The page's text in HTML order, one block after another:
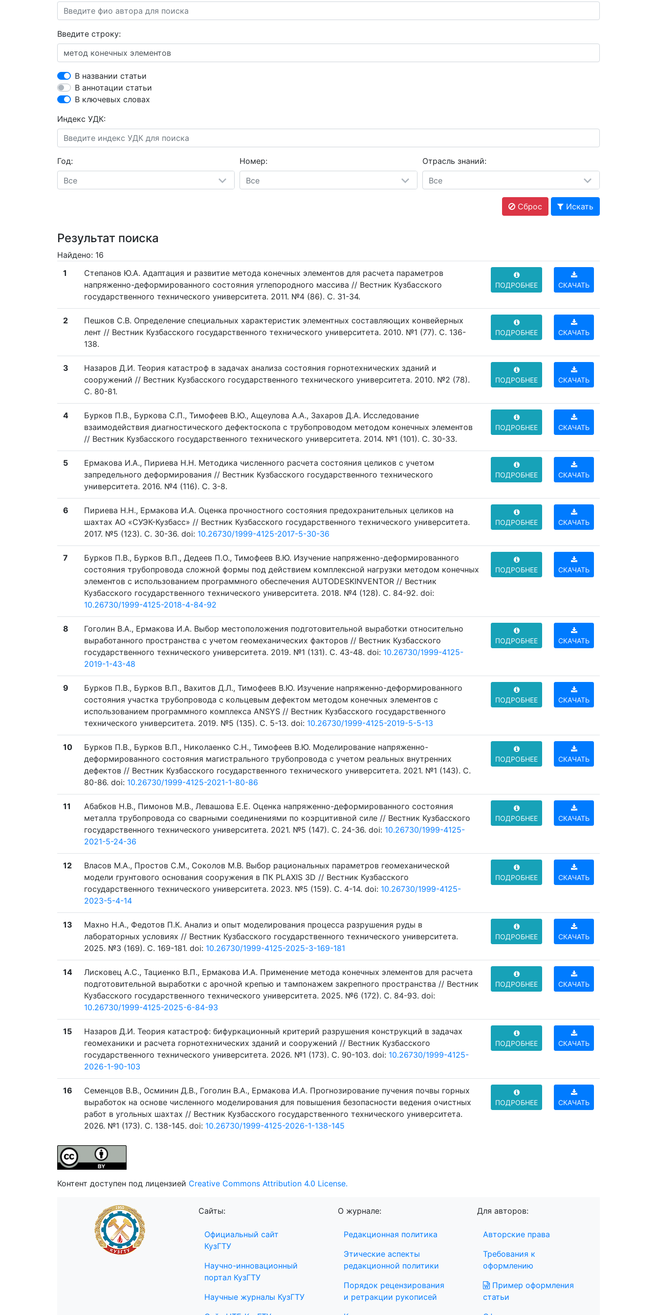
Введите строку:
В названии статьи
В аннотации статьи
В ключевых словах
Индекс УДК:
Год:
Все
Номер:
Все
Отрасль знаний:
Все
Сброс Искать
Результат поиска
Найдено: 16
1
Степанов Ю.А. Адаптация и развитие метода конечных элементов для расчета параметров
напряженно-деформированного состояния углепородного массива // Вестник Кузбасского
государственного технического университета. 2011. №4 (86). C. 31-34.
ПОДРОБНЕЕ СКАЧАТЬ
2
Пешков С.В. Определение специальных характеристик элементных составляющих конвейерных
лент // Вестник Кузбасского государственного технического университета. 2010. №1 (77). C. 136-
138.
ПОДРОБНЕЕ СКАЧАТЬ
3
Назаров Д.И. Теория катастроф в задачах анализа состояния горнотехнических зданий и
сооружений // Вестник Кузбасского государственного технического университета. 2010. №2 (78).
C. 80-81.
ПОДРОБНЕЕ СКАЧАТЬ
4
Бурков П.В., Буркова С.П., Тимофеев В.Ю., Ащеулова А.А., Захаров Д.А. Исследование
взаимодействия диагностического дефектоскопа с трубопроводом методом конечных элементов
// Вестник Кузбасского государственного технического университета. 2014. №1 (101). C. 30-33.
ПОДРОБНЕЕ СКАЧАТЬ
5
Ермакова И.А., Пириева Н.Н. Методика численного расчета состояния целиков с учетом
запредельного деформирования // Вестник Кузбасского государственного технического
университета. 2016. №4 (116). C. 3-8.
ПОДРОБНЕЕ СКАЧАТЬ
6
Пириева Н.Н., Ермакова И.А. Оценка прочностного состояния предохранительных целиков на
шахтах АО «СУЭК-Кузбасс» // Вестник Кузбасского государственного технического университета.
2017. №5 (123). C. 30-36. doi: 10.26730/1999-4125-2017-5-30-36
ПОДРОБНЕЕ СКАЧАТЬ
7
Бурков П.В., Бурков В.П., Дедеев П.О., Тимофеев В.Ю. Изучение напряженно-деформированного
состояния трубопровода сложной формы под действием комплексной нагрузки методом конечных
элементов с использованием программного обеспечения AUTODESKINVENTOR // Вестник
Кузбасского государственного технического университета. 2018. №4 (128). C. 84-92. doi:
10.26730/1999-4125-2018-4-84-92
ПОДРОБНЕЕ СКАЧАТЬ
8
Гоголин В.А., Ермакова И.А. Выбор местоположения подготовительной выработки относительно
выработанного пространства с учетом геомеханических факторов // Вестник Кузбасского
государственного технического университета. 2019. №1 (131). C. 43-48. doi: 10.26730/1999-4125-
2019-1-43-48
ПОДРОБНЕЕ СКАЧАТЬ
9
Бурков П.В., Бурков В.П., Вахитов Д.Л., Тимофеев В.Ю. Изучение напряженно-деформированного
состояния участка трубопровода с кольцевым дефектом методом конечных элементов с
использованием программного комплекса ANSYS // Вестник Кузбасского государственного
технического университета. 2019. №5 (135). C. 5-13. doi: 10.26730/1999-4125-2019-5-5-13
ПОДРОБНЕЕ СКАЧАТЬ
10
Бурков П.В., Бурков В.П., Николаенко С.Н., Тимофеев В.Ю. Моделирование напряженно-
деформированного состояния магистрального трубопровода с учетом реальных внутренних
дефектов // Вестник Кузбасского государственного технического университета. 2021. №1 (143). C.
80-86. doi: 10.26730/1999-4125-2021-1-80-86
ПОДРОБНЕЕ СКАЧАТЬ
11
Абабков Н.В., Пимонов М.В., Левашова Е.Е. Оценка напряженно-деформированного состояния
металла трубопровода со сварными соединениями по коэрцитивной силе // Вестник Кузбасского
государственного технического университета. 2021. №5 (147). C. 24-36. doi: 10.26730/1999-4125-
2021-5-24-36
ПОДРОБНЕЕ СКАЧАТЬ
12
Власов М.А., Простов С.М., Соколов М.В. Выбор рациональных параметров геомеханической
модели грунтового основания сооружения в ПК PLAXIS 3D // Вестник Кузбасского
государственного технического университета. 2023. №5 (159). C. 4-14. doi: 10.26730/1999-4125-
2023-5-4-14
ПОДРОБНЕЕ СКАЧАТЬ
13
Махно Н.А., Федотов П.К. Анализ и опыт моделирования процесса разрушения руды в
лабораторных условиях // Вестник Кузбасского государственного технического университета.
2025. №3 (169). C. 169-181. doi: 10.26730/1999-4125-2025-3-169-181
ПОДРОБНЕЕ СКАЧАТЬ
14
Лисковец А.С., Тациенко В.П., Ермакова И.А. Применение метода конечных элементов для расчета
подготовительной выработки с арочной крепью и тампонажем закрепного пространства // Вестник
Кузбасского государственного технического университета. 2025. №6 (172). C. 84-93. doi:
10.26730/1999-4125-2025-6-84-93
ПОДРОБНЕЕ СКАЧАТЬ
15
Назаров Д.И. Теория катастроф: бифуркационный критерий разрушения конструкций в задачах
геомеханики и расчета горнотехнических зданий и сооружений // Вестник Кузбасского
государственного технического университета. 2026. №1 (173). C. 90-103. doi: 10.26730/1999-4125-
2026-1-90-103
ПОДРОБНЕЕ СКАЧАТЬ
16
Семенцов В.В., Осминин Д.В., Гоголин В.А., Ермакова И.А. Прогнозирование пучения почвы горных
выработок на основе численного моделирования для повышения безопасности ведения очистных
работ в угольных шахтах // Вестник Кузбасского государственного технического университета.
2026. №1 (173). C. 138-145. doi: 10.26730/1999-4125-2026-1-138-145
ПОДРОБНЕЕ СКАЧАТЬ
Контент доступен под лицензией Creative Commons Attribution 4.0 License.
Сайты:
Официальный сайт
КузГТУ
Научно-инновационный
портал КузГТУ
Научные журналы КузГТУ
О журнале:
Редакционная политика
Этические аспекты
редакционной политики
Порядок рецензирования
и ретракции рукописей
Для авторов:
Авторские права
Требования к
оформлению
Пример оформления
статьи